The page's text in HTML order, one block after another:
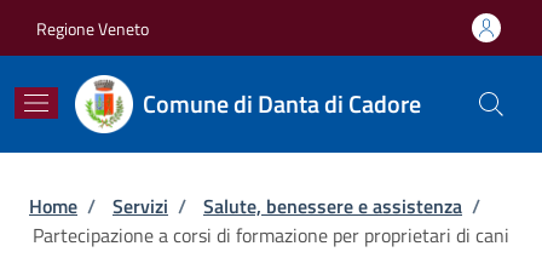
Regione Veneto
Comune di Danta di Cadore
Briciole di pane
Home / Servizi / Salute, benessere e assistenza /
Partecipazione a corsi di formazione per proprietari di cani